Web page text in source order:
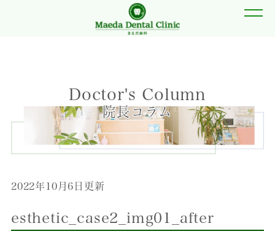
Doctor's Column
院長コラム
2022年10月6日更新
esthetic_case2_img01_after